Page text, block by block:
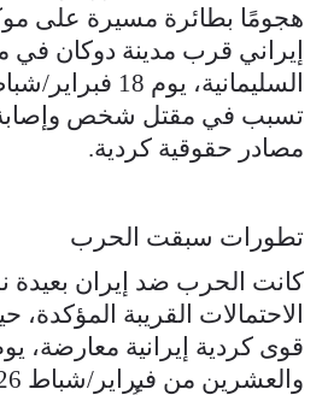
هجومًا بطائرة مسيرة على
إيراني قرب مدينة دوكان في
تسبب في مقتل شخص
مصادر حقوقية كردية.
تطورات سبقت الحرب
كانت الحرب ضد إيران بعيدة
الاحتمالات القريبة
قوى كردية إيرانية معارضة،